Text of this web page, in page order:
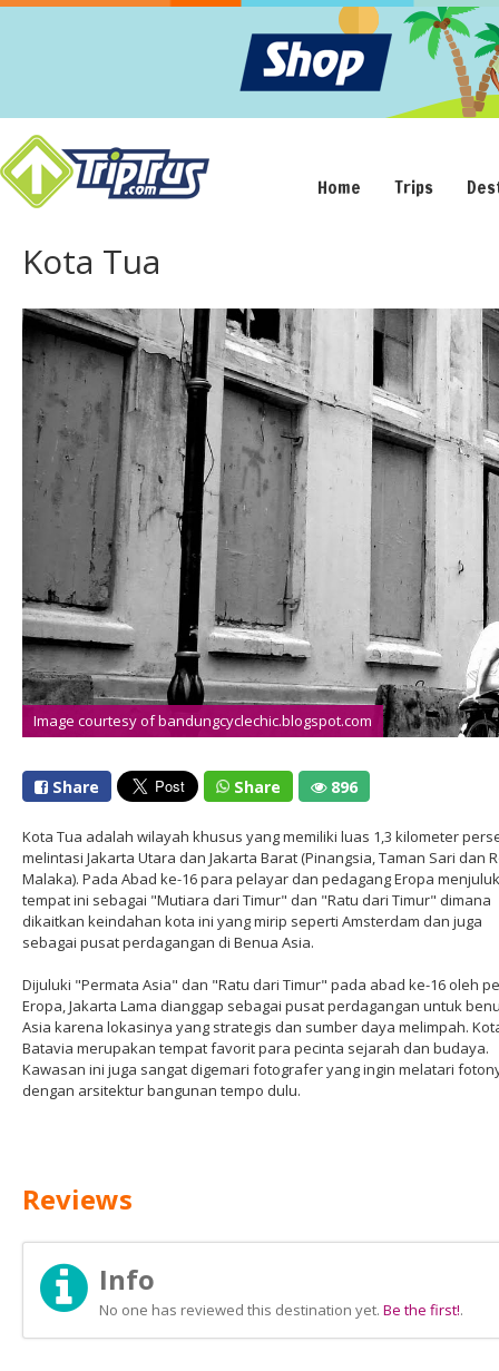
Home Trips
Kota Tua
Image courtesy of bandungcyclechic.blogspot.com
Share Share 896
Kota Tua adalah wilayah khusus yang memiliki luas 1,3 kilometer
melintasi Jakarta Utara dan Jakarta Barat (Pinangsia, Taman Sari dan
Malaka). Pada Abad ke-16 para pelayar dan pedagang Eropa
tempat ini sebagai "Mutiara dari Timur" dan "Ratu dari Timur" dimana
dikaitkan keindahan kota ini yang mirip seperti Amsterdam dan juga
sebagai pusat perdagangan di Benua Asia.
Dijuluki "Permata Asia" dan "Ratu dari Timur" pada abad ke-16 oleh
Eropa, Jakarta Lama dianggap sebagai pusat perdagangan untuk
Asia karena lokasinya yang strategis dan sumber daya melimpah.
Batavia merupakan tempat favorit para pecinta sejarah dan budaya.
Kawasan ini juga sangat digemari fotografer yang ingin melatari
dengan arsitektur bangunan tempo dulu.
Reviews
Info
No one has reviewed this destination yet. Be the first!.